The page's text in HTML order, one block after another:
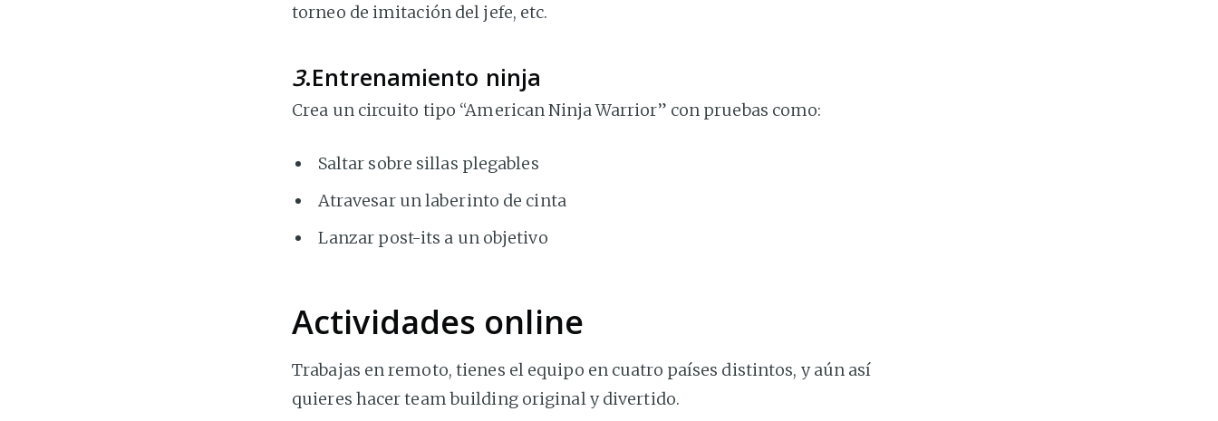
torneo de imitación del jefe, etc.
3.Entrenamiento ninja
Crea un circuito tipo “American Ninja Warrior” con pruebas como:
Saltar sobre sillas plegables
Atravesar un laberinto de cinta
Lanzar post-its a un objetivo
Actividades online
Trabajas en remoto, tienes el equipo en cuatro países distintos, y aún así
quieres hacer team building original y divertido.